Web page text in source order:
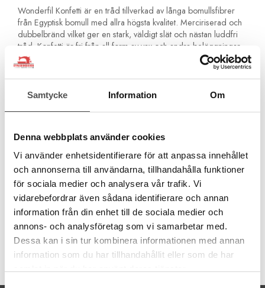
Samtycke Information Om
Denna webbplats använder cookies
Vi använder enhetsidentifierare för att anpassa innehållet
och annonserna till användarna, tillhandahålla funktioner
för sociala medier och analysera vår trafik. Vi
vidarebefordrar även sådana identifierare och annan
information från din enhet till de sociala medier och
annons- och analysföretag som vi samarbetar med.
Dessa kan i sin tur kombinera informationen med annan
information som du har tillhandahållit eller som de har
Wonderfil Konfetti är en tråd tillverkad av långa bomullsfibrer
från Egyptisk bomull med allra högsta kvalitet. Merciriserad och
dubbelbränd vilket ger en stark, väldigt slät och nästan luddfri
tråd. Konfetti är fri från all form av vax och andra beläggningar
så den är skonsam mot symaskinen.
Wonderfil Konfett är populär och omtyckt som quilttråd! Passar
Egyptisk långfibrig bomull
Avbränd två gånger
Nästan luddfri
Fri från beläggningar
1000 meter
Quilting, frihandsquilting, dekorsömmar, maskinbroderi,
trådmålning, overlockmaskin
Artikelnummer:
KT609